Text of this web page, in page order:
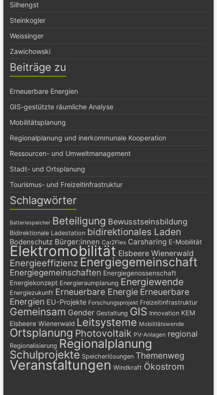
Silhengst
Steinkogler
Weissinger
Zawichowski
Beiträge zu
Erneuerbare Energien
GIS-gestützte räumliche Analyse
Mobilitätsplanung
Regionalplanung und inerkommunale Kooperation
Ressourcen- und Umweltmanagement
Stadt- und Ortsplanung
Tourismus- und Freizeitinfrastruktur
Schlagwörter
Batteriespeicher Beteiligung Bewusstseinsbildung
Bidirektionale Ladestation bidirektionales Laden
Bodenschutz Bürger:innen Car2Flex Carsharing E-Mobilität
Elektromobilität Elsbeere Wienerwald
Energieeffizienz Energiegemeinschaft
Energiegemeinschaften Energiegenossenschaft
Energiekonzept Energieraumplanung Energiewende
Energiezukunft Erneuerbare Energie Erneuerbare
Energien EU-Projekte Forschungsprojekt Freizeitinfrastruktur
Gemeinsam Gender Gestaltung GIS Innovation KEM
Elsbeere Wienerwald Leitsysteme Mobilitätswende
Ortsplanung Photovoltaik PV-Anlagen regional
Regionalisierung Regionalplanung
Schulprojekte Speicherlösungen Themenweg
Veranstaltungen Windkraft Ökostrom